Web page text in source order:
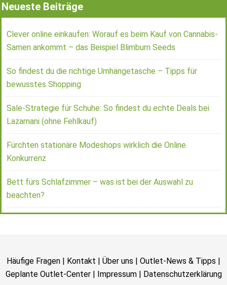
Neueste Beiträge
Clever online einkaufen: Worauf es beim Kauf von Cannabis-
Samen ankommt – das Beispiel Blimburn Seeds
So findest du die richtige Umhängetasche – Tipps für
bewusstes Shopping
Sale-Strategie für Schuhe: So findest du echte Deals bei
Lazamani (ohne Fehlkauf)
Fürchten stationäre Modeshops wirklich die Online
Konkurrenz
Bett fürs Schlafzimmer – was ist bei der Auswahl zu
beachten?
Häufige Fragen | Kontakt | Über uns | Outlet-News & Tipps |
Geplante Outlet-Center| Impressum| Datenschutzerklärung